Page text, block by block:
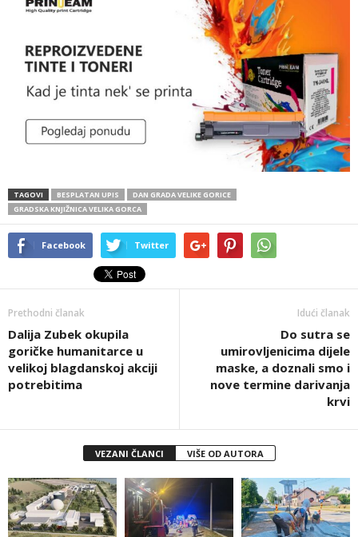
TAGOVI BESPLATAN UPIS
DAN GRADA VELIKE GORICE
GRADSKA KNJIŽNICA VELIKA GORCA
Facebook Twitter
Prethodni članak
Dalija Zubek okupila
goričke humanitarce u
velikoj blagdanskoj akciji
potrebitima
Idući članak
Do sutra se
umirovljenicima dijele
maske, a doznali smo i
nove termine darivanja
krvi
VEZANI ČLANCI VIŠE OD AUTORA